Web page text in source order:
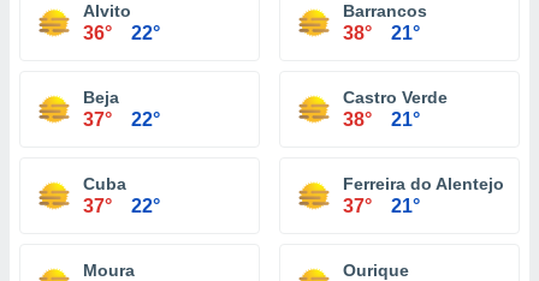
Alvito
36° 22°
Barrancos
38° 21°
Beja
37° 22°
Castro Verde
38° 21°
Cuba
37° 22°
Ferreira do Alentejo
37° 21°
Moura Ourique